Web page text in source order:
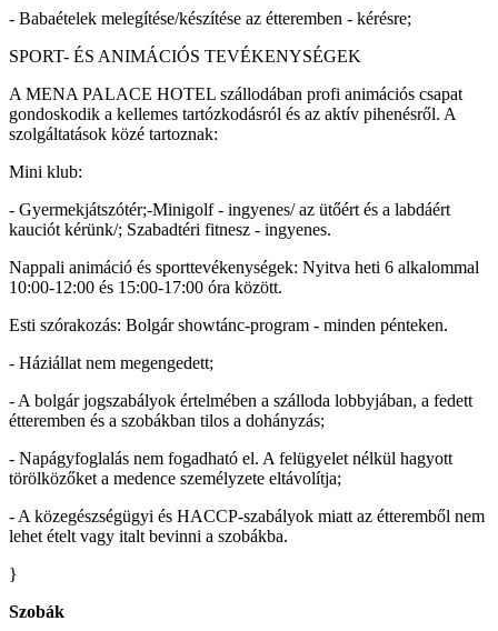
- Babaételek melegítése/készítése az étteremben - kérésre;
SPORT- ÉS ANIMÁCIÓS TEVÉKENYSÉGEK
A MENA PALACE HOTEL szállodában profi animációs csapat
gondoskodik a kellemes tartózkodásról és az aktív pihenésről. A
szolgáltatások közé tartoznak:
Mini klub:
- Gyermekjátszótér;-Minigolf - ingyenes/ az ütőért és a labdáért
kauciót kérünk/; Szabadtéri fitnesz - ingyenes.
Nappali animáció és sporttevékenységek: Nyitva heti 6 alkalommal
10:00-12:00 és 15:00-17:00 óra között.
Esti szórakozás: Bolgár showtánc-program - minden pénteken.
- Háziállat nem megengedett;
- A bolgár jogszabályok értelmében a szálloda lobbyjában, a fedett
étteremben és a szobákban tilos a dohányzás;
- Napágyfoglalás nem fogadható el. A felügyelet nélkül hagyott
törölközőket a medence személyzete eltávolítja;
- A közegészségügyi és HACCP-szabályok miatt az étteremből nem
lehet ételt vagy italt bevinni a szobákba.
}
Szobák